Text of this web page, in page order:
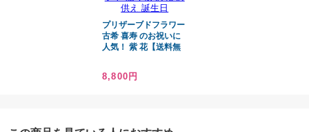
水やりをしなくても長期間、
美しく楽しむことができる魔法のお花です
プリザーブドフラワー
古希 喜寿 のお祝いに
人気！ 紫 花【送料無
ギフト 母の日 誕生日
8,800円